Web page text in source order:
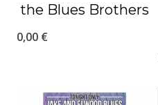
the Blues Brothers
0,00 €